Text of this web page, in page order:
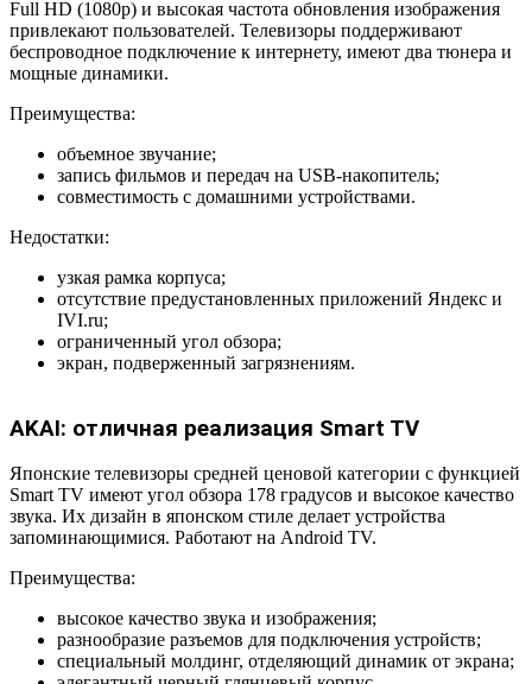
Full HD (1080p) и высокая частота обновления изображения
привлекают пользователей. Телевизоры поддерживают
беспроводное подключение к интернету, имеют два тюнера и
мощные динамики.
Преимущества:
объемное звучание;
запись фильмов и передач на USB-накопитель;
совместимость с домашними устройствами.
Недостатки:
узкая рамка корпуса;
отсутствие предустановленных приложений Яндекс и
IVI.ru;
ограниченный угол обзора;
экран, подверженный загрязнениям.
AKAI: отличная реализация Smart TV
Японские телевизоры средней ценовой категории с функцией
Smart TV имеют угол обзора 178 градусов и высокое качество
звука. Их дизайн в японском стиле делает устройства
запоминающимися. Работают на Android TV.
Преимущества:
высокое качество звука и изображения;
разнообразие разъемов для подключения устройств;
специальный молдинг, отделяющий динамик от экрана;